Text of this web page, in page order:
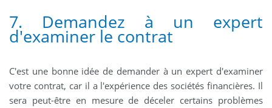
7. Demandez à un expert
d'examiner le contrat
C'est une bonne idée de demander à un expert d'examiner
votre contrat, car il a l'expérience des sociétés financières. Il
sera peut-être en mesure de déceler certains problèmes